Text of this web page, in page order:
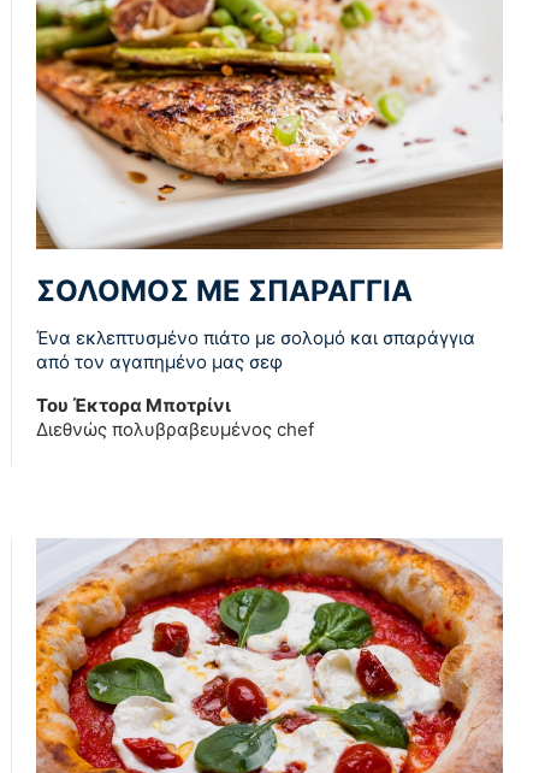
ΣΟΛΟΜΟΣ ΜΕ ΣΠΑΡΑΓΓΙΑ
Ένα εκλεπτυσμένο πιάτο με σολομό και σπαράγγια
από τον αγαπημένο μας σεφ
Του Έκτορα Μποτρίνι
Διεθνώς πολυβραβευμένος chef